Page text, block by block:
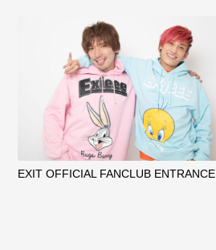
EXIT OFFICIAL FANCLUB ENTRANCE